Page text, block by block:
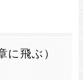
に飛ぶ）